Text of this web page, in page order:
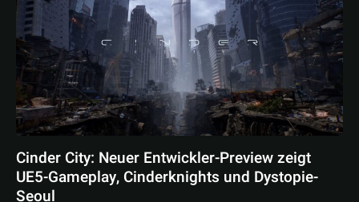
Cinder City: Neuer Entwickler-Preview zeigt
UE5-Gameplay, Cinderknights und Dystopie-
Seoul